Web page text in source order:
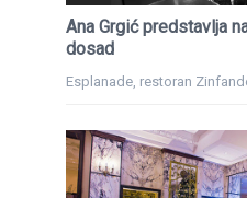
Ana Grgić predstavlja
dosad
Esplanade, restoran